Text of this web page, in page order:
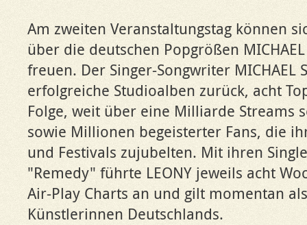
Am zweiten Veranstaltungstag können
über die deutschen Popgrößen MICHAEL
freuen. Der Singer-Songwriter MICHAEL
erfolgreiche Studioalben zurück, acht
Folge, weit über eine Milliarde Streams
sowie Millionen begeisterter Fans, die
und Festivals zujubelten. Mit ihren
"Remedy" führte LEONY jeweils acht
Air-Play Charts an und gilt momentan
Künstlerinnen Deutschlands.